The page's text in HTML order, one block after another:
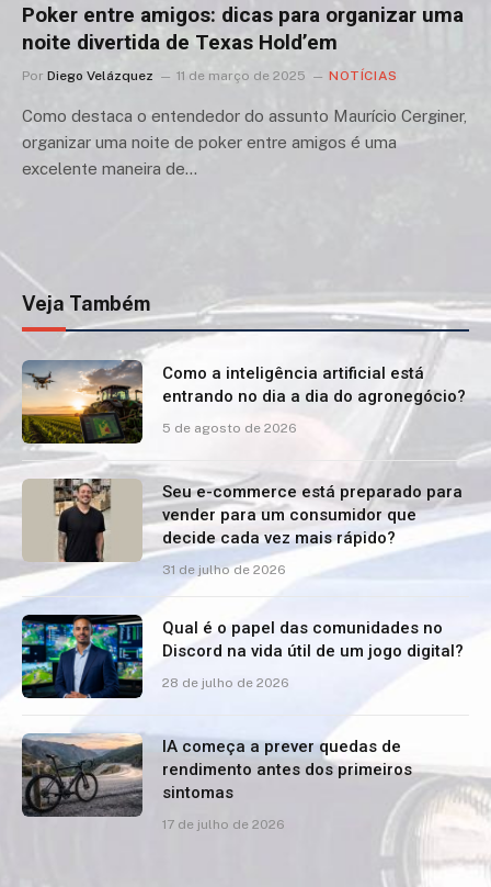
Poker entre amigos: dicas para organizar uma
noite divertida de Texas Hold’em
Por Diego Velázquez 11 de março de 2025 NOTÍCIAS
Como destaca o entendedor do assunto Maurício Cerginer,
organizar uma noite de poker entre amigos é uma
excelente maneira de…
Veja Também
Como a inteligência artificial está
entrando no dia a dia do agronegócio?
5 de agosto de 2026
Seu e-commerce está preparado para
vender para um consumidor que
decide cada vez mais rápido?
31 de julho de 2026
Qual é o papel das comunidades no
Discord na vida útil de um jogo digital?
28 de julho de 2026
IA começa a prever quedas de
rendimento antes dos primeiros
sintomas
17 de julho de 2026